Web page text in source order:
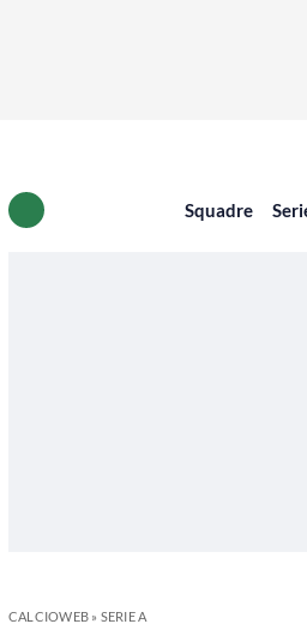
Squadre
CALCIOWEB» SERIE A